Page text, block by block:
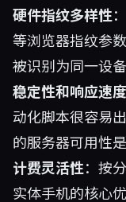
硬件指纹多样性
等浏览器指纹参
被识别为同一设备
稳定性和响应速度
动化脚本很容易
的服务器可用性
计费灵活性：按
实体手机的核心